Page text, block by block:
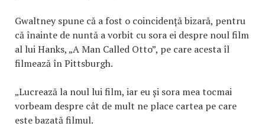
Gwaltney spune că a fost o coincidență bizară, pentru
că înainte de nuntă a vorbit cu sora ei despre noul film
al lui Hanks, „A Man Called Otto”, pe care acesta îl
filmează în Pittsburgh.
„Lucrează la noul lui film, iar eu și sora mea tocmai
vorbeam despre cât de mult ne place cartea pe care
este bazată filmul.